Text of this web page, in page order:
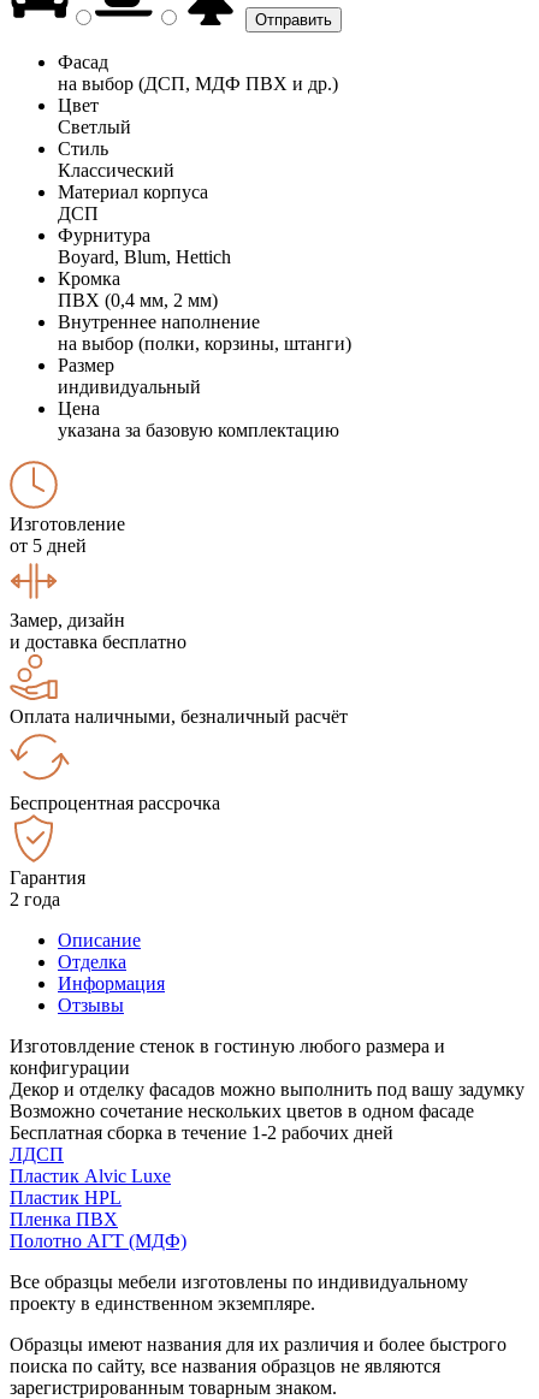
Фасад
на выбор (ДСП, МДФ ПВХ и др.)
Цвет
Светлый
Стиль
Классический
Материал корпуса
ДСП
Фурнитура
Boyard, Blum, Hettich
Кромка
ПВХ (0,4 мм, 2 мм)
Внутреннее наполнение
на выбор (полки, корзины, штанги)
Размер
индивидуальный
Цена
указана за базовую комплектацию
Изготовление
от 5 дней
Замер, дизайн
и доставка бесплатно
Оплата наличными, безналичный расчёт
Беспроцентная рассрочка
Гарантия
2 года
Описание
Отделка
Информация
Отзывы
Изготовлдение стенок в гостиную любого размера и
конфигурации
Декор и отделку фасадов можно выполнить под вашу задумку
Возможно сочетание нескольких цветов в одном фасаде
Бесплатная сборка в течение 1-2 рабочих дней
ЛДСП
Пластик Alvic Luxe
Пластик HPL
Пленка ПВХ
Полотно АГТ (МДФ)
Все образцы мебели изготовлены по индивидуальному
проекту в единственном экземпляре.
Образцы имеют названия для их различия и более быстрого
поиска по сайту, все названия образцов не являются
зарегистрированным товарным знаком.